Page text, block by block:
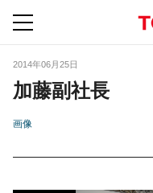
2014年06月25日
加藤副社長
画像